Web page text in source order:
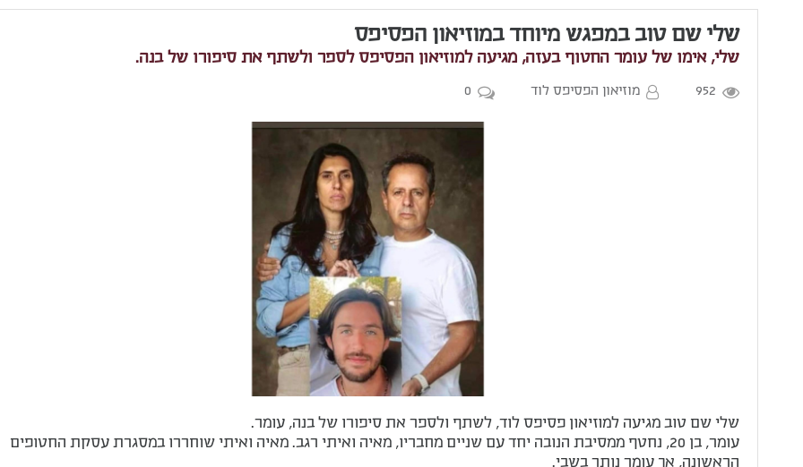
שלי שם טוב במפגש מיוחד במוזיאון הפסיפס
שלי, אימו של עומר החטוף בעזה, מגיעה למוזיאון הפסיפס לספר ולשתף את סיפורו של בנה.
952 מוזיאון הפסיפס לוד 0
שלי שם טוב מגיעה למוזיאון פסיפס לוד, לשתף ולספר את סיפורו של בנה, עומר.
עומר, בן 20, נחטף ממסיבת הנובה יחד עם שניים מחבריו, מאיה ואיתי רגב. מאיה ואיתי שוחררו במסגרת עסקת החטופים
הראשונה, אך עומר נותר בשבי.